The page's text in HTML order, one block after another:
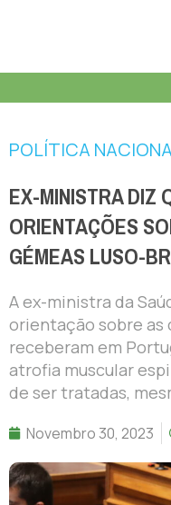
POLÍTICA
EX-MINISTRA DIZ
ORIENTAÇÕES
GÉMEAS LUSO-
A ex-ministra da
orientação sobre as
receberam em
atrofia muscular
de ser tratadas,
Novembro 30, 2023